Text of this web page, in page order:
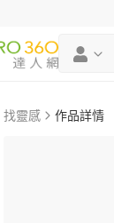
找靈感 作品詳情